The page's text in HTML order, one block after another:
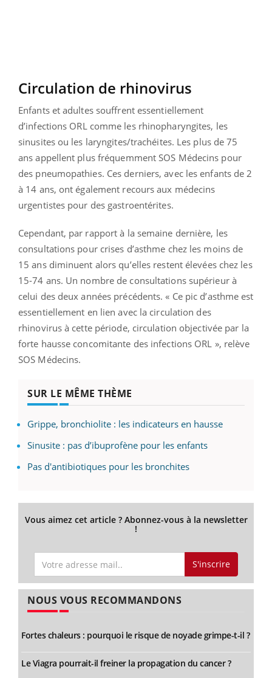
Circulation de rhinovirus
Enfants et adultes souffrent essentiellement
d’infections ORL comme les rhinopharyngites, les
sinusites ou les laryngites/trachéites. Les plus de 75
ans appellent plus fréquemment SOS Médecins pour
des pneumopathies. Ces derniers, avec les enfants de 2
à 14 ans, ont également recours aux médecins
urgentistes pour des gastroentérites.
Cependant, par rapport à la semaine dernière, les
consultations pour crises d’asthme chez les moins de
15 ans diminuent alors qu’elles restent élevées chez les
15-74 ans. Un nombre de consultations supérieur à
celui des deux années précédents. « Ce pic d’asthme est
essentiellement en lien avec la circulation des
rhinovirus à cette période, circulation objectivée par la
forte hausse concomitante des infections ORL », relève
SOS Médecins.
SUR LE MÊME THÈME
Grippe, bronchiolite : les indicateurs en hausse
Sinusite : pas d’ibuprofène pour les enfants
Pas d'antibiotiques pour les bronchites
Vous aimez cet article ? Abonnez-vous à la newsletter
!
S'inscrire
NOUS VOUS RECOMMANDONS
Fortes chaleurs : pourquoi le risque de noyade grimpe-t-il ?
Le Viagra pourrait-il freiner la propagation du cancer ?